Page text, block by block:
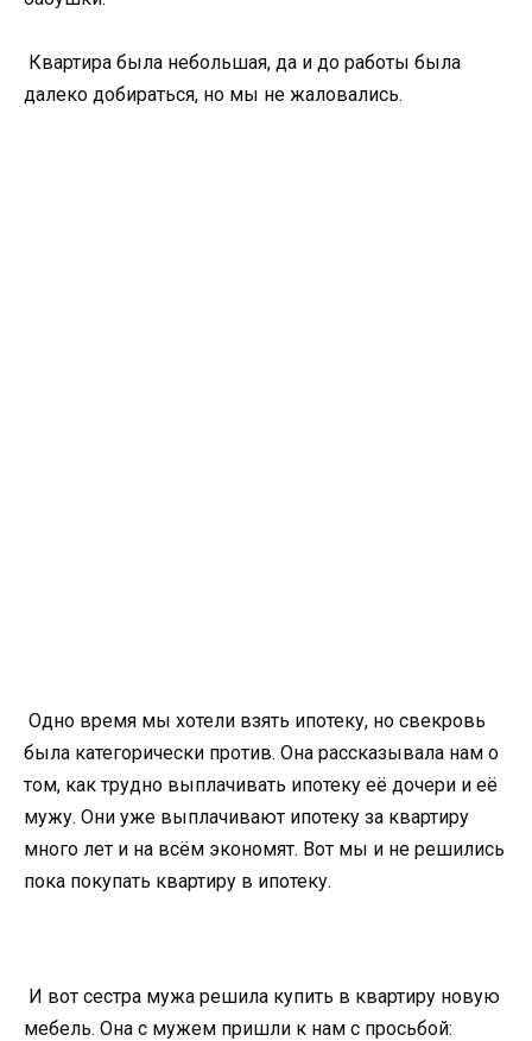
Квартира была небольшая, да и до работы была
далеко добираться, но мы не жаловались.
Одно время мы хотели взять ипотеку, но свекровь
была категорически против. Она рассказывала нам о
том, как трудно выплачивать ипотеку её дочери и её
мужу. Они уже выплачивают ипотеку за квартиру
много лет и на всём экономят. Вот мы и не решились
пока покупать квартиру в ипотеку.
И вот сестра мужа решила купить в квартиру новую
мебель. Она с мужем пришли к нам с просьбой: